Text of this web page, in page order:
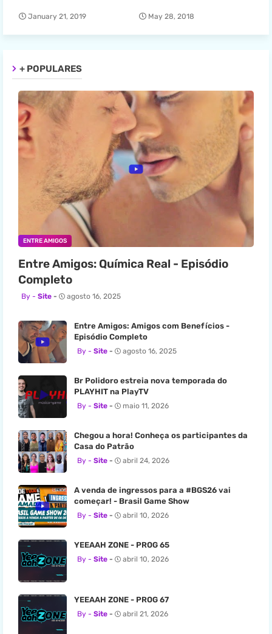
January 21, 2019 May 28, 2018
+ POPULARES
ENTRE AMIGOS
Entre Amigos: Química Real - Episódio
Completo
Site agosto 16, 2025
Entre Amigos: Amigos com Benefícios -
Episódio Completo
Site agosto 16, 2025
Br Polidoro estreia nova temporada do
PLAYHIT na PlayTV
Site maio 11, 2026
Chegou a hora! Conheça os participantes da
Casa do Patrão
Site abril 24, 2026
A venda de ingressos para a #BGS26 vai
começar! - Brasil Game Show
Site abril 10, 2026
YEEAAH ZONE - PROG 65
Site abril 10, 2026
YEEAAH ZONE - PROG 67
Site abril 21, 2026